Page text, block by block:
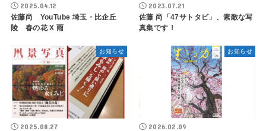
2025.04.12
佐藤尚 YouTube 埼玉・比企丘
陵 春の花 X 雨
2023.07.21
佐藤 尚「47サトタビ」、素敵な写
真集です！
お知らせ
2025.08.27
お知らせ
2026.02.09